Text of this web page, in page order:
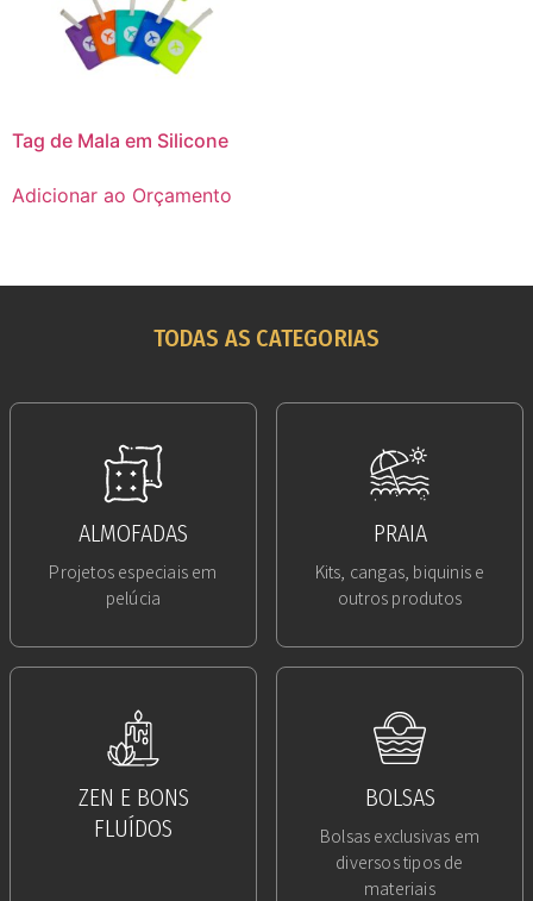
Tag de Mala em Silicone
Adicionar ao Orçamento
TODAS AS CATEGORIAS
ALMOFADAS
Projetos especiais em
pelúcia
PRAIA
Kits, cangas, biquinis e
outros produtos
ZEN E BONS
FLUÍDOS
BOLSAS
Bolsas exclusivas em
diversos tipos de
materiais